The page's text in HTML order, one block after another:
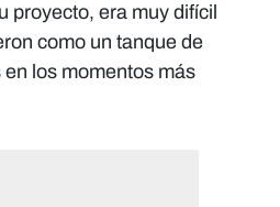
proyecto, era muy difícil
como un tanque de
los momentos más